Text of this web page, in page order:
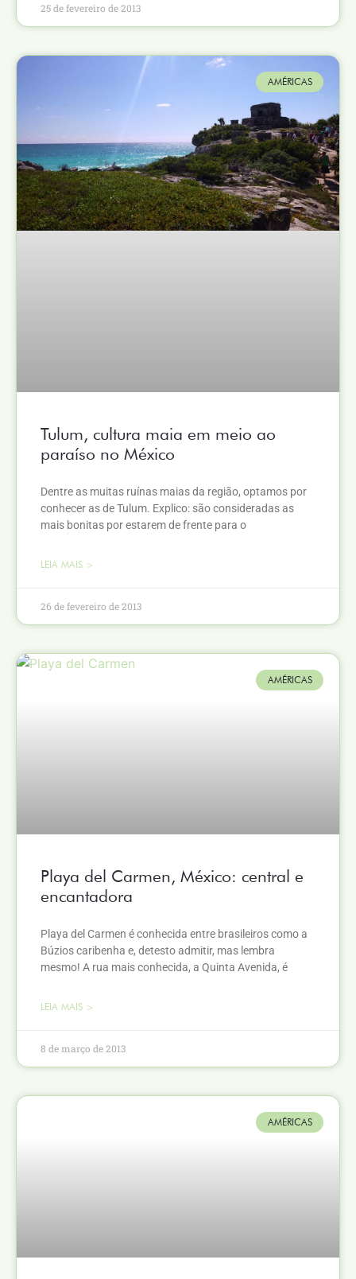
25 de fevereiro de 2013
AMÉRICAS
Tulum, cultura maia em meio ao
paraíso no México
Dentre as muitas ruínas maias da região, optamos por
conhecer as de Tulum. Explico: são consideradas as
mais bonitas por estarem de frente para o
LEIA MAIS >
26 de fevereiro de 2013
AMÉRICAS
Playa del Carmen, México: central e
encantadora
Playa del Carmen é conhecida entre brasileiros como a
Búzios caribenha e, detesto admitir, mas lembra
mesmo! A rua mais conhecida, a Quinta Avenida, é
LEIA MAIS >
8 de março de 2013
AMÉRICAS